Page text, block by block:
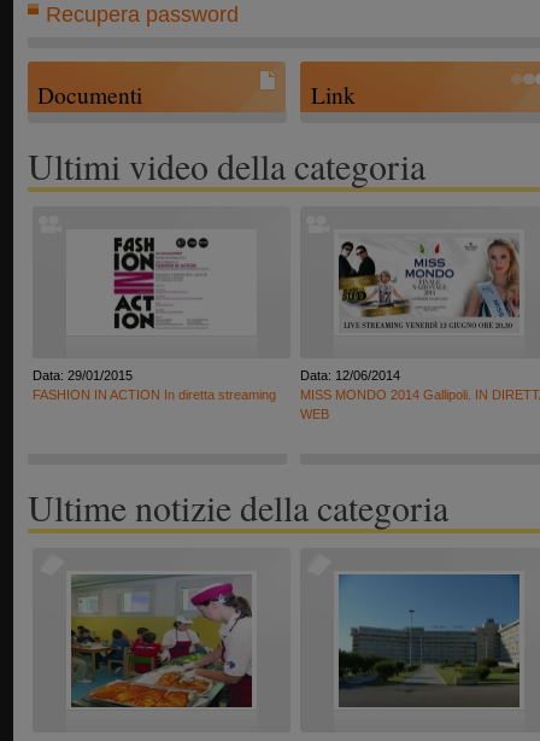
Recupera password
Documenti Link
Ultimi video della categoria
Data: 29/01/2015
FASHION IN ACTION In diretta streaming
Data: 12/06/2014
MISS MONDO 2014 Gallipoli. IN
WEB
Ultime notizie della categoria